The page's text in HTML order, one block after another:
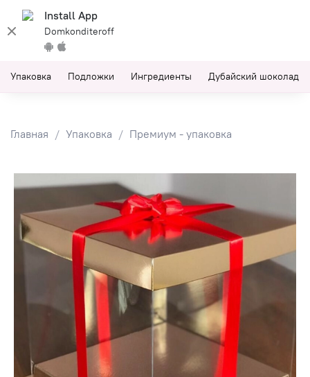
Install App
Domkonditeroff
Упаковка Подложки Ингредиенты Дубайский шоколад
Главная Упаковка Премиум - упаковка